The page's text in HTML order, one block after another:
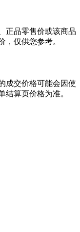
正品零售价或该商品
，仅供您参考。
成交价格可能会因使
结算页价格为准。